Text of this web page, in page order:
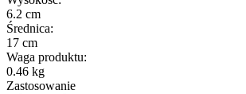
6.2 cm
Średnica:
17 cm
Waga produktu:
0.46 kg
Zastosowanie